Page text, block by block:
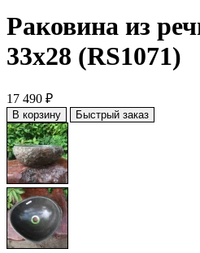
Раковина из
33x28 (RS1071)
17 490 ₽
В корзину Быстрый заказ